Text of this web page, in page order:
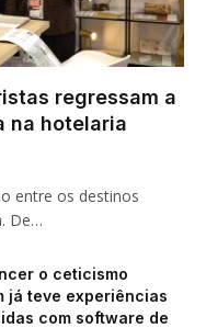
regressam a
na hotelaria
entre os destinos
De…
o ceticismo
já teve experiências
com software de